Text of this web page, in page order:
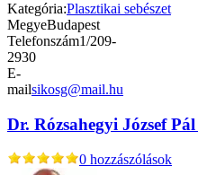
Kategória:Plasztikai sebészet
MegyeBudapest
Telefonszám1/209-
2930
E-
mailsikosg@mail.hu
Dr. Rózsahegyi József
0 hozzászólások